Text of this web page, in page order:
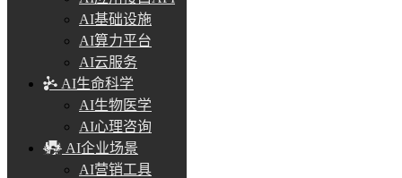
AI基础设施
AI算力平台
AI云服务
AI生命科学
AI生物医学
AI心理咨询
AI企业场景
AI营销工具